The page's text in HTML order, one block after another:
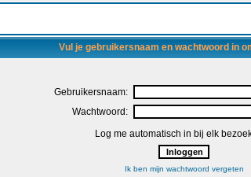
Vul je gebruikersnaam en wachtwoord in
Gebruikersnaam:
Wachtwoord:
Log me automatisch in bij elk
Ik ben mijn wachtwoord vergeten